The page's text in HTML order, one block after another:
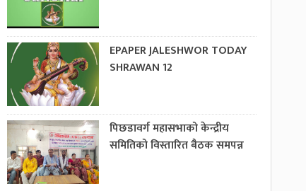
EPAPER JALESHWOR TODAY
SHRAWAN 12
पिछडावर्ग महासभाको केन्द्रीय
समितिको विस्तारित बैठक समपन्न